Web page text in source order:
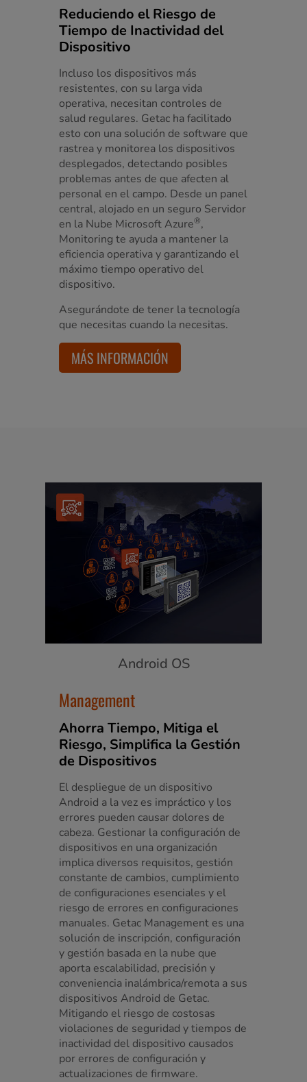
Reduciendo el Riesgo de
Tiempo de Inactividad del
Dispositivo
Incluso los dispositivos más
resistentes, con su larga vida
operativa, necesitan controles de
salud regulares. Getac ha facilitado
esto con una solución de software que
rastrea y monitorea los dispositivos
desplegados, detectando posibles
problemas antes de que afecten al
personal en el campo. Desde un panel
central, alojado en un seguro Servidor
en la Nube Microsoft Azure®,
Monitoring te ayuda a mantener la
eficiencia operativa y garantizando el
máximo tiempo operativo del
dispositivo.
Asegurándote de tener la tecnología
que necesitas cuando la necesitas.
MÁS INFORMACIÓN
Android OS
Management
Ahorra Tiempo, Mitiga el
Riesgo, Simplifica la Gestión
de Dispositivos
El despliegue de un dispositivo
Android a la vez es impráctico y los
errores pueden causar dolores de
cabeza. Gestionar la configuración de
dispositivos en una organización
implica diversos requisitos, gestión
constante de cambios, cumplimiento
de configuraciones esenciales y el
riesgo de errores en configuraciones
manuales. Getac Management es una
solución de inscripción, configuración
y gestión basada en la nube que
aporta escalabilidad, precisión y
conveniencia inalámbrica/remota a sus
dispositivos Android de Getac.
Mitigando el riesgo de costosas
violaciones de seguridad y tiempos de
inactividad del dispositivo causados
por errores de configuración y
actualizaciones de firmware.